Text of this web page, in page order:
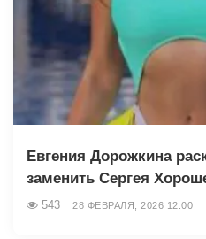
Евгения Дорожкина
заменить Сергея
543 28 ФЕВРАЛЯ, 2026 12:00